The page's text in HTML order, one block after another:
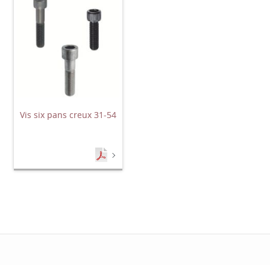
Vis six pans creux 31-54